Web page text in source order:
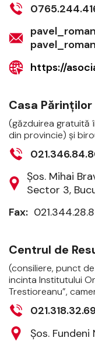
https://
Casa Părinţilor
(găzduirea gratuită
din provincie) şi
Şos. Mihai
Sector 3,
Fax:
Centrul de
(consiliere, punct
incinta Institutului
Trestioreanu”,
Şos.